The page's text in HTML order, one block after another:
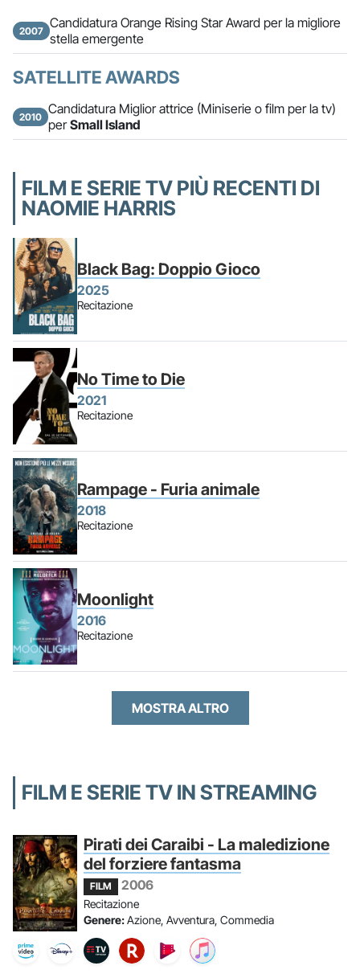
2007 Candidatura Orange Rising Star Award per la migliore
stella emergente
SATELLITE AWARDS
2010 Candidatura Miglior attrice (Miniserie o film per la tv)
perSmall Island
FILM E SERIE TV PIÙ RECENTI DI
NAOMIE HARRIS
Black Bag: Doppio Gioco
2025
Recitazione
No Time to Die
2021
Recitazione
Rampage - Furia animale
2018
Recitazione
Moonlight
2016
Recitazione
MOSTRA ALTRO
FILM E SERIE TV IN STREAMING
Pirati dei Caraibi - La maledizione
del forziere fantasma
FILM 2006
Recitazione
Genere:Azione, Avventura, Commedia